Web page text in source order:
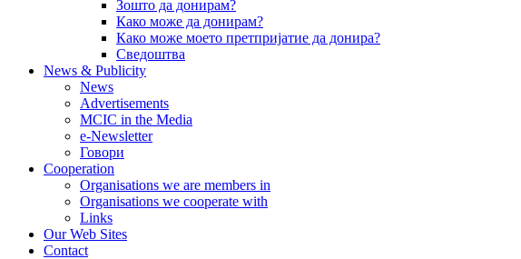
Зошто да донирам?
Како може да донирам?
Како може моето претпријатие да донира?
Сведоштва
News & Publicity
News
Advertisements
MCIC in the Media
e-Newsletter
Говори
Cooperation
Organisations we are members in
Organisations we cooperate with
Links
Our Web Sites
Contact